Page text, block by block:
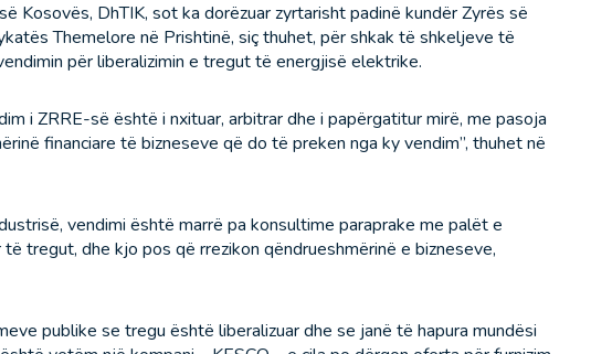
Kosovës, DhTIK, sot ka dorëzuar zyrtarisht padinë kundër Zyrës së
Themelore në Prishtinë, siç thuhet, për shkak të shkeljeve të
për liberalizimin e tregut të energjisë elektrike.
i ZRRE-së është i nxituar, arbitrar dhe i papërgatitur mirë, me pasoja
financiare të bizneseve që do të preken nga ky vendim”, thuhet në
vendimi është marrë pa konsultime paraprake me palët e
tregut, dhe kjo pos që rrezikon qëndrueshmërinë e bizneseve,
publike se tregu është liberalizuar dhe se janë të hapura mundësi